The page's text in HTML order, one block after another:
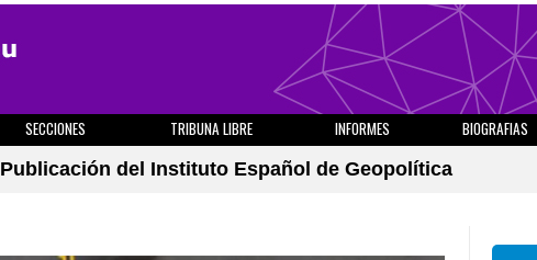
SECCIONES TRIBUNA LIBRE INFORMES BIOGRAFIAS
Publicación del Instituto Español de Geopolítica